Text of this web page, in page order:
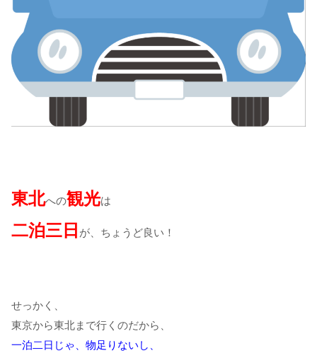
東北への観光は
二泊三日 が、ちょうど良い！
せっかく、
東京から東北まで行くのだから、
一泊二日じゃ、物足りないし、